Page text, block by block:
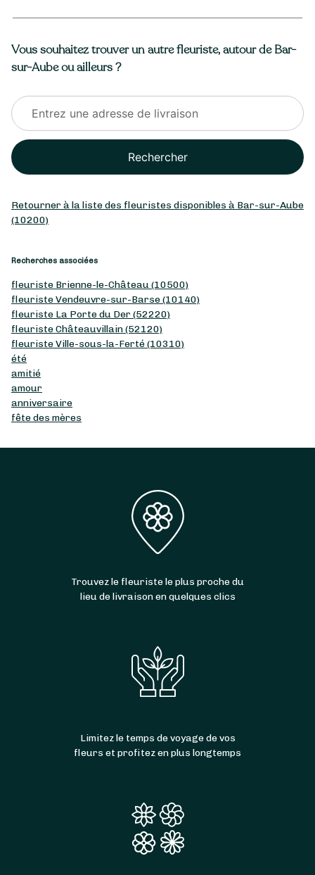
Vous souhaitez trouver un autre fleuriste, autour de Bar-
sur-Aube ou ailleurs ?
Rechercher
Retourner à la liste des fleuristes disponibles à Bar-sur-Aube
(10200)
Recherches associées
fleuriste Brienne-le-Château (10500)
fleuriste Vendeuvre-sur-Barse (10140)
fleuriste La Porte du Der (52220)
fleuriste Châteauvillain (52120)
fleuriste Ville-sous-la-Ferté (10310)
été
amitié
amour
anniversaire
fête des mères
Trouvez le fleuriste le plus proche du
lieu de livraison en quelques clics
Limitez le temps de voyage de vos
fleurs et profitez en plus longtemps